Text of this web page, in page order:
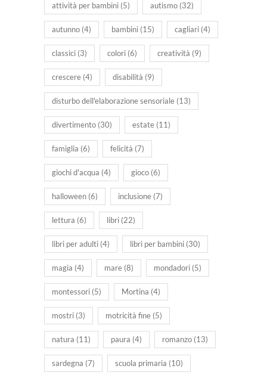
attività per bambini (5) autismo (32)
autunno (4) bambini (15) cagliari (4)
classici (3) colori (6) creatività (9)
crescere (4) disabilità (9)
disturbo dell'elaborazione sensoriale (13)
divertimento (30) estate (11)
famiglia (6) felicità (7)
giochi d'acqua (4) gioco (6)
halloween (6) inclusione (7)
lettura (6) libri (22)
libri per adulti (4) libri per bambini (30)
magia (4) mare (8) mondadori (5)
montessori (5) Mortina (4)
mostri (3) motricità fine (5)
natura (11) paura (4) romanzo (13)
sardegna (7) scuola primaria (10)